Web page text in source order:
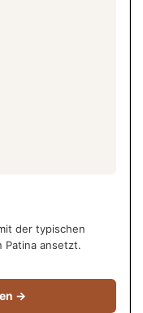
der typischen
Patina ansetzt.
→